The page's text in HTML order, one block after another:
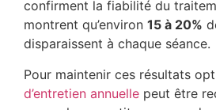
confirment la fiabilité du
montrent qu’environ 15 à 20%
disparaissent à chaque séance.
Pour maintenir ces résultats
d’entretien annuelle peut être